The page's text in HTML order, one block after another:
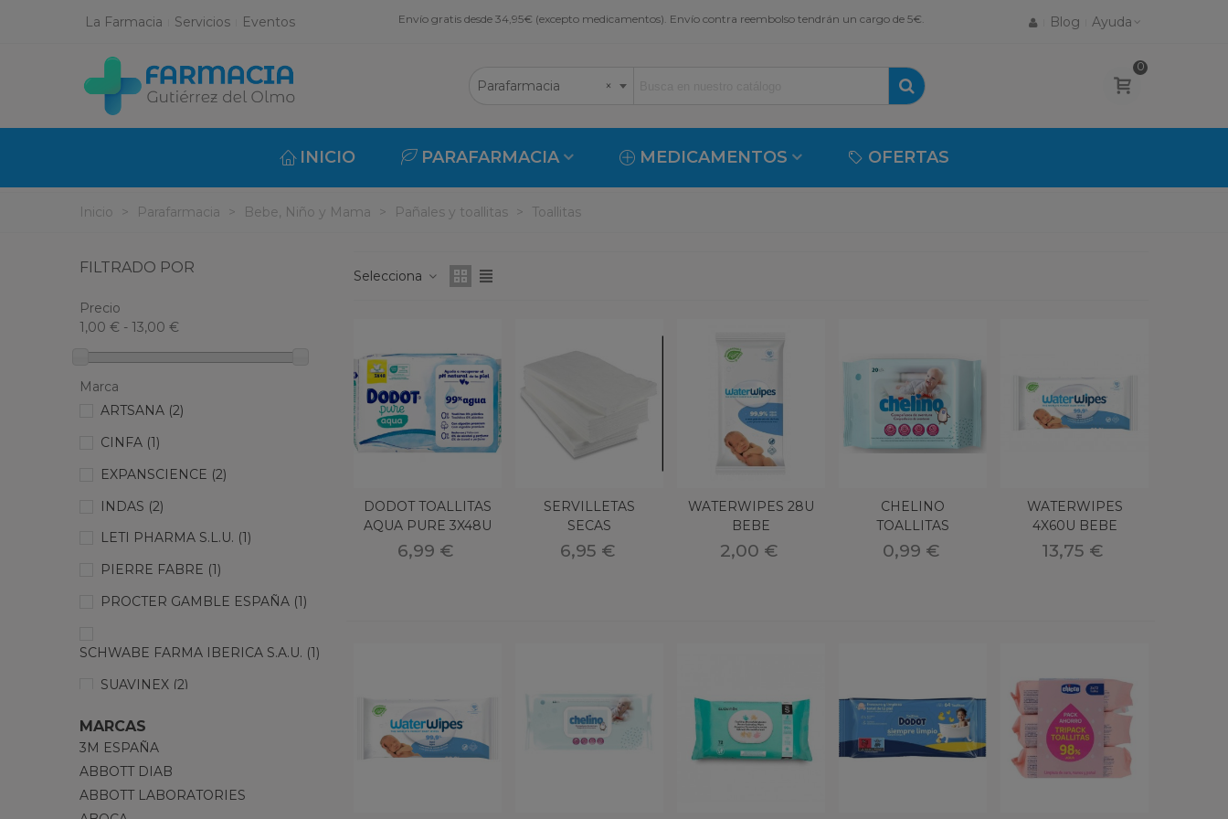
La Farmacia Servicios Eventos Envío gratis desde 34,95€ (excepto medicamentos). Envío contra reembolso tendrán un cargo de 5€. Blog Ayuda
×
Parafarmacia
0
INICIO PARAFARMACIA MEDICAMENTOS OFERTAS
Inicio > Parafarmacia > Bebe, Niño y Mama > Pañales y toallitas > Toallitas
FILTRADO POR
Precio
1,00 € - 13,00 €
Marca
ARTSANA (2)
CINFA (1)
EXPANSCIENCE (2)
INDAS (2)
LETI PHARMA S.L.U. (1)
PIERRE FABRE (1)
PROCTER GAMBLE ESPAÑA (1)
SCHWABE FARMA IBERICA S.A.U. (1)
SUAVINEX (2)
MARCAS
3M ESPAÑA
ABBOTT DIAB
ABBOTT LABORATORIES
Selecciona
DODOT TOALLITAS
AQUA PURE 3X48U
6,99 €
SERVILLETAS
SECAS
ABSORBENTES 50 U
6,95 €
WATERWIPES 28U
BEBE
2,00 €
CHELINO
TOALLITAS
INFANTILES 20 U
0,99 €
WATERWIPES
4X60U BEBE
13,75 €